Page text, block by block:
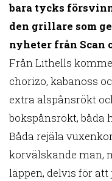
bara tycks
den grillare som
nyheter från Scan
Från Lithells
chorizo, kabanoss
extra alspånsrökt
bokspånsrökt, båda
Båda rejäla
korvälskande man,
läppen, delvis för